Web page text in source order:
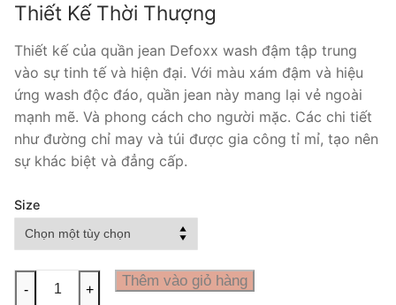
Thiết Kế Thời Thượng
Thiết kế của quần jean Defoxx wash đậm tập trung
vào sự tinh tế và hiện đại. Với màu xám đậm và hiệu
ứng wash độc đáo, quần jean này mang lại vẻ ngoài
mạnh mẽ. Và phong cách cho người mặc. Các chi tiết
như đường chỉ may và túi được gia công tỉ mỉ, tạo nên
sự khác biệt và đẳng cấp.
Size
- + Thêm vào giỏ hàng